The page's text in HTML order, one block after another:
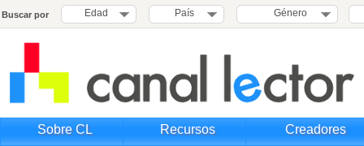
Buscar por Edad País Género
Sobre CL Recursos Creadores